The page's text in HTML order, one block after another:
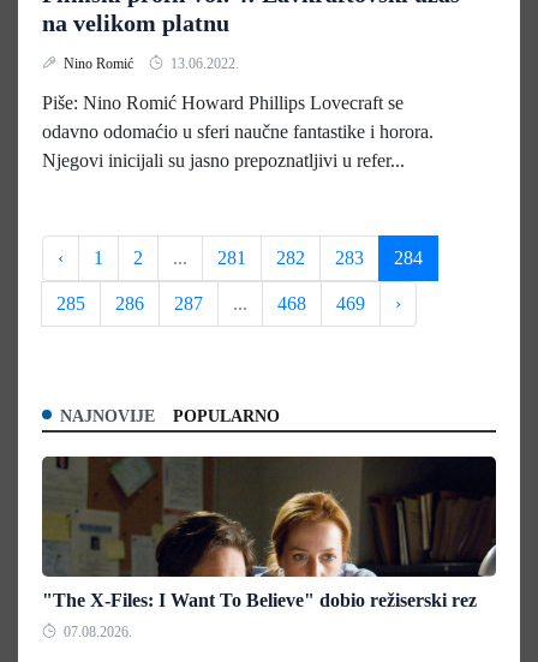
na velikom platnu
Nino Romić 13.06.2022.
Piše: Nino Romić Howard Phillips Lovecraft se
odavno odomaćio u sferi naučne fantastike i horora.
Njegovi inicijali su jasno prepoznatljivi u refer...
‹ 1 2 ... 281 282 283 284
285 286 287 ... 468 469 ›
NAJNOVIJE POPULARNO
"The X-Files: I Want To Believe" dobio režiserski rez
07.08.2026.